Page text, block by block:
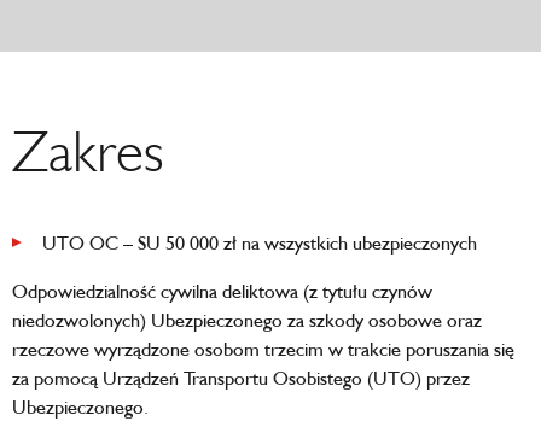
Zakres
UTO OC – SU 50 000 zł na wszystkich ubezpieczonych
Odpowiedzialność cywilna deliktowa (z tytułu czynów
niedozwolonych) Ubezpieczonego za szkody osobowe oraz
rzeczowe wyrządzone osobom trzecim w trakcie poruszania się
za pomocą Urządzeń Transportu Osobistego (UTO) przez
Ubezpieczonego.